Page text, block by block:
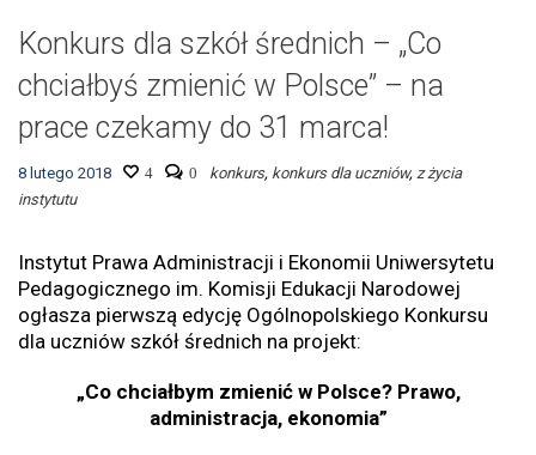
Konkurs dla szkół średnich – „Co
chciałbyś zmienić w Polsce” – na
prace czekamy do 31 marca!
8 lutego 2018 4 0 konkurs, konkurs dla uczniów, z życia
instytutu
Instytut Prawa Administracji i Ekonomii Uniwersytetu
Pedagogicznego im. Komisji Edukacji Narodowej
ogłasza pierwszą edycję Ogólnopolskiego Konkursu
dla uczniów szkół średnich na projekt:
„Co chciałbym zmienić w Polsce? Prawo,
administracja, ekonomia”